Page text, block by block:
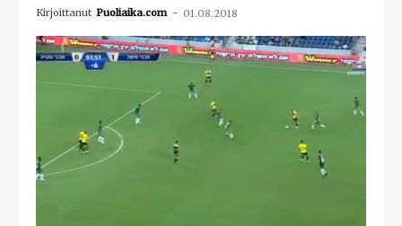
Kirjoittanut Puoliaika.com - 01.08.2018